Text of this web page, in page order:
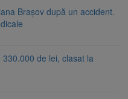
Brașov după un accident.
de lei, clasat la